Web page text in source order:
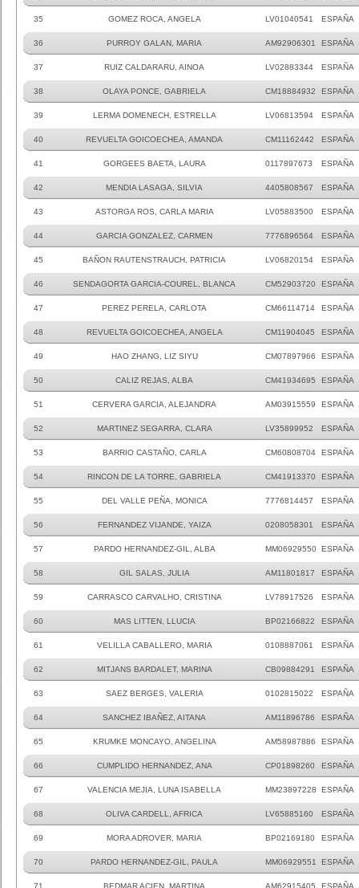
35 GOMEZ ROCA, ANGELA LV01040541 ESPAÑA
36 PURROY GALAN, MARIA AM92906301 ESPAÑA
37 RUIZ CALDARARU, AINOA LV02883344 ESPAÑA
38 OLAYA PONCE, GABRIELA CM18884932 ESPAÑA
39 LERMA DOMENECH, ESTRELLA LV06813594 ESPAÑA
40 REVUELTA GOICOECHEA, AMANDA CM11162442 ESPAÑA
41 GORGEES BAETA, LAURA 0117897673 ESPAÑA
42 MENDIA LASAGA, SILVIA 4405808567 ESPAÑA
43 ASTORGA ROS, CARLA MARIA LV05883500 ESPAÑA
44 GARCIA GONZALEZ, CARMEN 7776896564 ESPAÑA
45 BAÑON RAUTENSTRAUCH, PATRICIA LV06820154 ESPAÑA
46 SENDAGORTA GARCIA-COUREL, BLANCA CM52903720 ESPAÑA
47 PEREZ PERELA, CARLOTA CM66114714 ESPAÑA
48 REVUELTA GOICOECHEA, ANGELA CM11904045 ESPAÑA
49 HAO ZHANG, LIZ SIYU CM07897966 ESPAÑA
50 CALIZ REJAS, ALBA CM41934695 ESPAÑA
51 CERVERA GARCIA, ALEJANDRA AM03915559 ESPAÑA
52 MARTINEZ SEGARRA, CLARA LV35899952 ESPAÑA
53 BARRIO CASTAÑO, CARLA CM60808704 ESPAÑA
54 RINCON DE LA TORRE, GABRIELA CM41913370 ESPAÑA
55 DEL VALLE PEÑA, MONICA 7776814457 ESPAÑA
56 FERNANDEZ VIJANDE, YAIZA 0208058301 ESPAÑA
57 PARDO HERNANDEZ-GIL, ALBA MM06929550 ESPAÑA
58 GIL SALAS, JULIA AM11801817 ESPAÑA
59 CARRASCO CARVALHO, CRISTINA LV78917526 ESPAÑA
60 MAS LITTEN, LLUCIA BP02166822 ESPAÑA
61 VELILLA CABALLERO, MARIA 0108887061 ESPAÑA
62 MITJANS BARDALET, MARINA CB09884291 ESPAÑA
63 SAEZ BERGES, VALERIA 0102815022 ESPAÑA
64 SANCHEZ IBAÑEZ, AITANA AM11896786 ESPAÑA
65 KRUMKE MONCAYO, ANGELINA AM58987886 ESPAÑA
66 CUMPLIDO HERNANDEZ, ANA CP01898260 ESPAÑA
67 VALENCIA MEJIA, LUNA ISABELLA MM23897228 ESPAÑA
68 OLIVA CARDELL, AFRICA LV65885160 ESPAÑA
69 MORA ADROVER, MARIA BP02169180 ESPAÑA
70 PARDO HERNANDEZ-GIL, PAULA MM06929551 ESPAÑA
71 BEDMAR ACIEN, MARTINA AM62915405 ESPAÑA